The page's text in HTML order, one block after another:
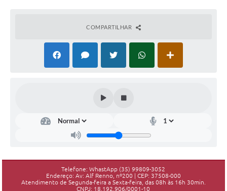
COMPARTILHAR
Telefone: WhastApp (35) 99809-3052
Endereço: Av: Alf Renno, nº200 | CEP: 37508-000
Atendimento de Segunda-feira a Sexta-feira, das 08h às 16h 30min.
CNPJ: 18.192.906/0001-10